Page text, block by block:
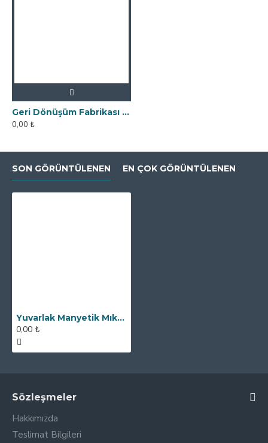
Geri Dönüşüm Fabrikası İçin Kolay Temizlenebilir Neodyum Elek Mıknatıs
0,00 ₺
SON GÖRÜNTÜLENEN EN ÇOK GÖRÜNTÜLENEN
Yuvarlak Manyetik Mıknatıs Elek Seperatör- Bakliyat Fabrikası İçin
0,00 ₺
Sözleşmeler
Hakkımızda
Teslimat Bilgileri